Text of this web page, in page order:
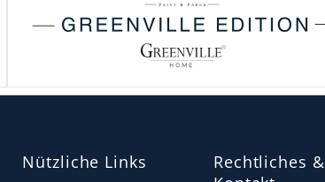
Nützliche Links
Rechtliches &